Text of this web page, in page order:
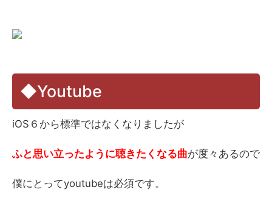
◆Youtube
iOS６から標準ではなくなりましたが
ふと思い立ったように聴きたくなる曲が度々あるので
僕にとってyoutubeは必須です。